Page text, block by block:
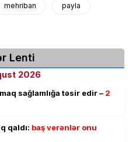
mehriban payla
Lenti
2026
sağlamlığa təsir edir – 2
qaldı: baş verənlər onu